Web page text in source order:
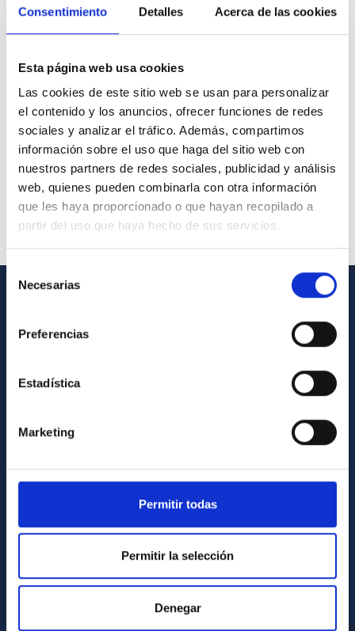
Consentimiento Detalles Acerca de las cookies
Esta página web usa cookies
Las cookies de este sitio web se usan para personalizar
el contenido y los anuncios, ofrecer funciones de redes
sociales y analizar el tráfico. Además, compartimos
información sobre el uso que haga del sitio web con
nuestros partners de redes sociales, publicidad y análisis
web, quienes pueden combinarla con otra información
que les haya proporcionado o que hayan recopilado a
partir del uso que haya hecho de sus servicios.
Selección
Necesarias
Preferencias
Estadística
Marketing
Permitir todas
Permitir la selección
Denegar
Library
Legislation
Code of ethics and anti-fraud policy
Gender equality and diversity